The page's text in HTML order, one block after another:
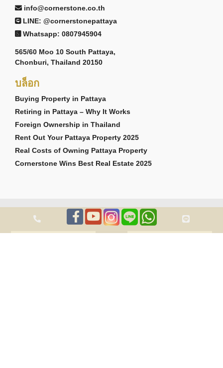
info@cornerstone.co.th
LINE: @cornerstonepattaya
Whatsapp: 0807945904
565/60 Moo 10 South Pattaya,
Chonburi, Thailand 20150
บล็อก
Buying Property in Pattaya
Retiring in Pattaya – Why It Works
Foreign Ownership in Thailand
Rent Out Your Pattaya Property 2025
Real Costs of Owning Pattaya Property
Cornerstone Wins Best Real Estate 2025